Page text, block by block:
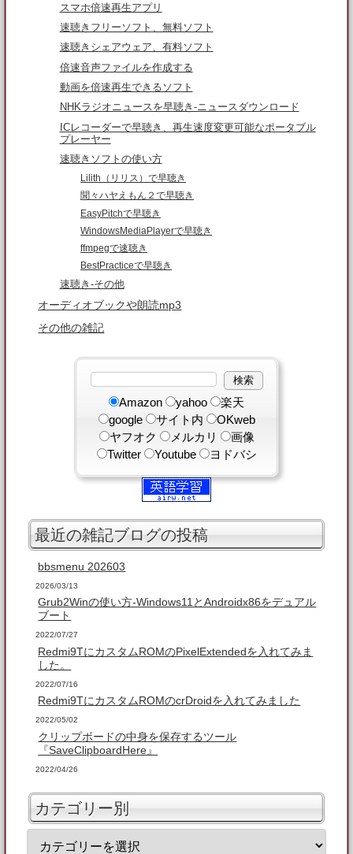
スマホ倍速再生アプリ
速聴きフリーソフト、無料ソフト
速聴きシェアウェア、有料ソフト
倍速音声ファイルを作成する
動画を倍速再生できるソフト
NHKラジオニュースを早聴き-ニュースダウンロード
ICレコーダーで早聴き、再生速度変更可能なポータブル
プレーヤー
速聴きソフトの使い方
Lilith（リリス）で早聴き
聞々ハヤえもん２で早聴き
EasyPitchで早聴き
WindowsMediaPlayerで早聴き
ffmpegで速聴き
BestPracticeで早聴き
速聴き-その他
オーディオブックや朗読mp3
その他の雑記
Amazon yahoo
楽天
google
サイト内
OKweb
ヤフオク
メルカリ
画像
Twitter
Youtube ヨドバシ
最近の雑記ブログの投稿
bbsmenu 202603
2026/03/13
Grub2Winの使い方-Windows11とAndroidx86をデュアル
ブート
2022/07/27
Redmi9TにカスタムROMのPixelExtendedを入れてみま
した。
2022/07/16
Redmi9TにカスタムROMのcrDroidを入れてみました
2022/05/02
クリップボードの中身を保存するツール
『SaveClipboardHere』
2022/04/26
カテゴリー別